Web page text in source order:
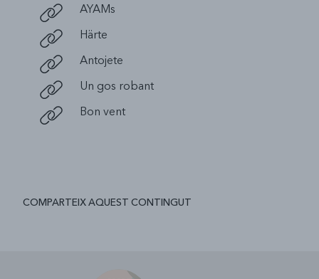
AYAMs
Härte
Antojete
Un gos robant
Bon vent
COMPARTEIX AQUEST CONTINGUT